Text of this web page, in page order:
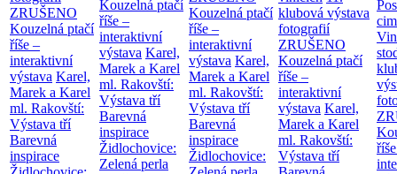
ZRUŠENO
Kouzelná ptačí
říše –
interaktivní
výstava Karel,
Marek a Karel
ml. Rakovští:
Výstava tří
Barevná
inspirace
Kouzelná ptačí
říše –
interaktivní
výstava Karel,
Marek a Karel
ml. Rakovští:
Výstava tří
Barevná
inspirace
Židlochovice:
Zelená perla
Kouzelná ptačí
říše –
interaktivní
výstava Karel,
Marek a Karel
ml. Rakovští:
Výstava tří
Barevná
inspirace
Židlochovice:
klubová výstava
fotografií
ZRUŠENO
Kouzelná ptačí
říše –
interaktivní
výstava Karel,
Marek a Karel
ml. Rakovští:
Výstava tří